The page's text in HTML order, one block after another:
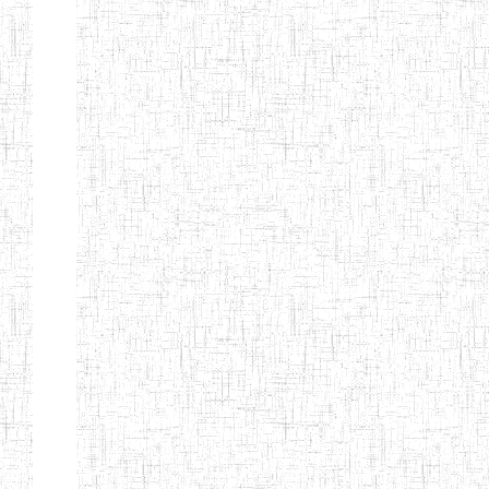
Etablissements
d'enseignement
secondaire
technique
et
professionnel
ESTP
Etablissements